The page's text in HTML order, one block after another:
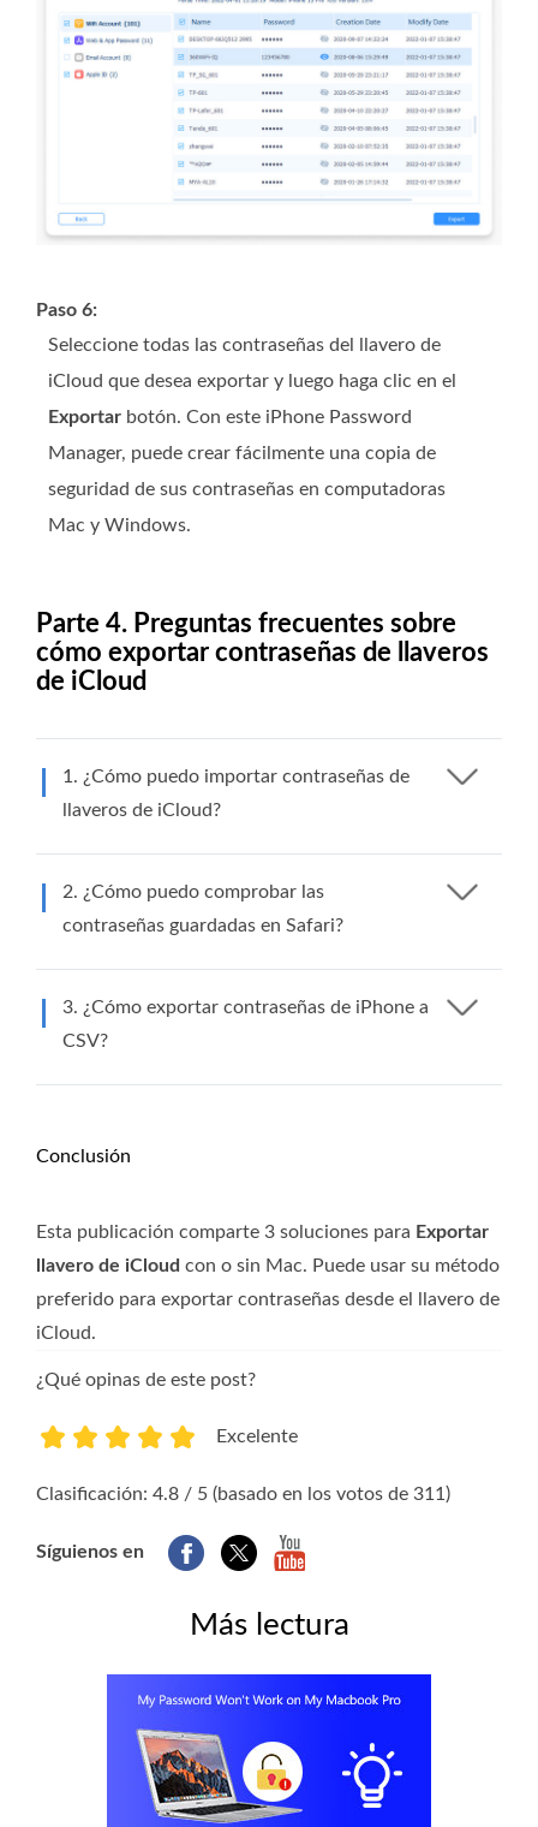
Paso 6:
Seleccione todas las contraseñas del llavero de
iCloud que desea exportar y luego haga clic en el
Exportar botón. Con este iPhone Password
Manager, puede crear fácilmente una copia de
seguridad de sus contraseñas en computadoras
Mac y Windows.
Parte 4. Preguntas frecuentes sobre
cómo exportar contraseñas de llaveros
de iCloud
1. ¿Cómo puedo importar contraseñas de
llaveros de iCloud?
2. ¿Cómo puedo comprobar las
contraseñas guardadas en Safari?
3. ¿Cómo exportar contraseñas de iPhone a
CSV?
Conclusión
Esta publicación comparte 3 soluciones para Exportar
llavero de iCloud con o sin Mac. Puede usar su método
preferido para exportar contraseñas desde el llavero de
iCloud.
¿Qué opinas de este post?
Excelente
Clasificación: 4.8 / 5 (basado en los votos de 311)
Síguienos en
Más lectura